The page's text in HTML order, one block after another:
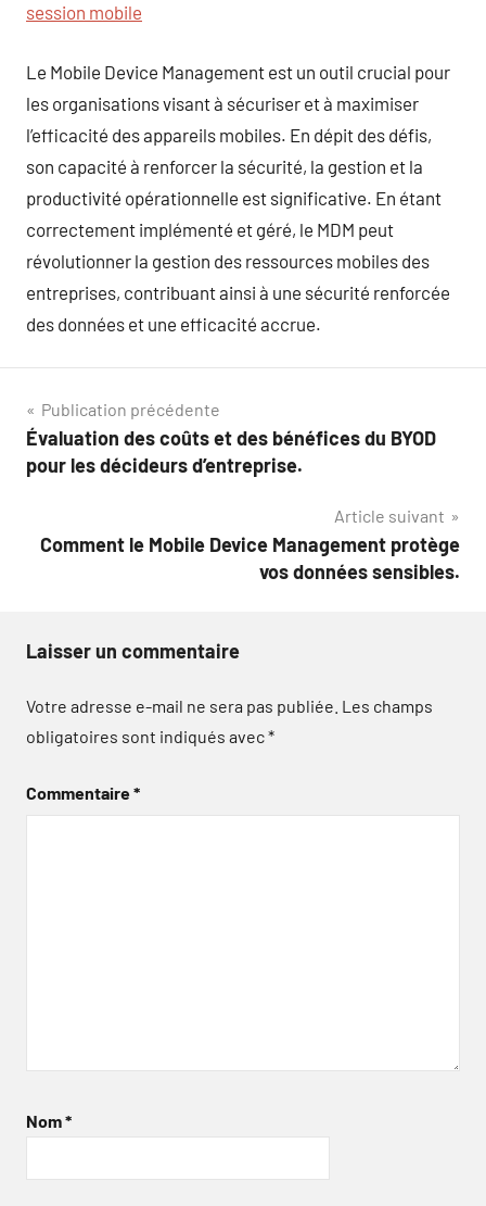
session mobile
Le Mobile Device Management est un outil crucial pour
les organisations visant à sécuriser et à maximiser
l’efficacité des appareils mobiles. En dépit des défis,
son capacité à renforcer la sécurité, la gestion et la
productivité opérationnelle est significative. En étant
correctement implémenté et géré, le MDM peut
révolutionner la gestion des ressources mobiles des
entreprises, contribuant ainsi à une sécurité renforcée
des données et une efficacité accrue.
Navigation
de
Publication précédente
Évaluation des coûts et des bénéfices du BYOD
pour les décideurs d’entreprise.
Article suivant
Comment le Mobile Device Management protège
vos données sensibles.
Laisser un commentaire
Votre adresse e-mail ne sera pas publiée. Les champs
obligatoires sont indiqués avec*
Commentaire*
Nom*